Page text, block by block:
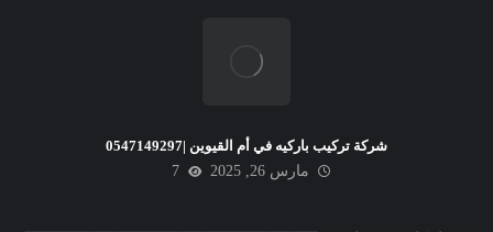
شركة تركيب باركيه في أم القيوين |0547149297
مارس 26, 2025
7